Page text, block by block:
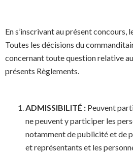
En s’inscrivant au présent
Toutes les décisions du
concernant toute question relative
présents Règlements.
ADMISSIBILITÉ : Peuvent
ne peuvent y participer les
notamment de publicité et de
et représentants et les